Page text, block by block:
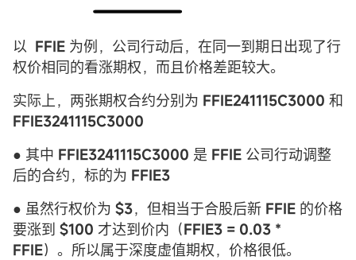
以 FFIE 为例，公司行动后，在同一到期日出现了行
权价相同的看涨期权，而且价格差距较大。
实际上，两张期权合约分别为 FFIE241115C3000 和
FFIE3241115C3000
● 其中 FFIE3241115C3000 是 FFIE 公司行动调整
后的合约，标的为 FFIE3
● 虽然行权价为 $3，但相当于合股后新 FFIE 的价格
要涨到 $100 才达到价内（FFIE3 = 0.03 *
FFIE）。所以属于深度虚值期权，价格很低。